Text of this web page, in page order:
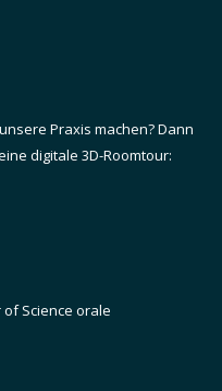
Praxis machen? Dann
digitale 3D-Roomtour: